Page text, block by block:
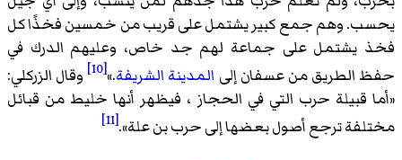
يحسب. وهم جمع كبير يشتمل على قريب من خمسين فخذًا كل
فخذ يشتمل على جماعة لهم جد خاص، وعليهم الدرك في
حفظ الطريق من عسفان إلى المدينة الشريفة.
»
[10]
وقال الزركلي:
«أما قبيلة حرب التي في الحجاز ، فيظهر أنها خليط من قبائل
مختلفة ترجع أصول بعضها إلى حرب بن علة».
[11]